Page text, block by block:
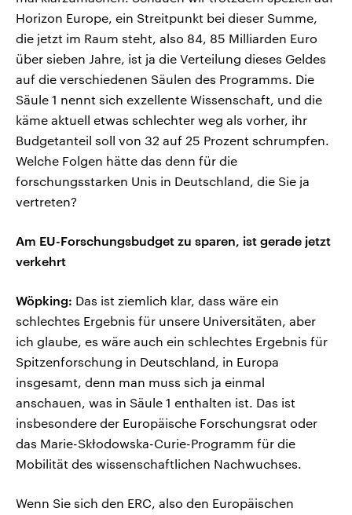
Horizon Europe, ein Streitpunkt bei dieser Summe,
die jetzt im Raum steht, also 84, 85 Milliarden Euro
über sieben Jahre, ist ja die Verteilung dieses Geldes
auf die verschiedenen Säulen des Programms. Die
Säule 1 nennt sich exzellente Wissenschaft, und die
käme aktuell etwas schlechter weg als vorher, ihr
Budgetanteil soll von 32 auf 25 Prozent schrumpfen.
Welche Folgen hätte das denn für die
forschungsstarken Unis in Deutschland, die Sie ja
vertreten?
Am EU-Forschungsbudget zu sparen, ist gerade jetzt
verkehrt
Wöpking: Das ist ziemlich klar, dass wäre ein
schlechtes Ergebnis für unsere Universitäten, aber
ich glaube, es wäre auch ein schlechtes Ergebnis für
Spitzenforschung in Deutschland, in Europa
insgesamt, denn man muss sich ja einmal
anschauen, was in Säule 1 enthalten ist. Das ist
insbesondere der Europäische Forschungsrat oder
das Marie-Skłodowska-Curie-Programm für die
Mobilität des wissenschaftlichen Nachwuchses.
Wenn Sie sich den ERC, also den Europäischen